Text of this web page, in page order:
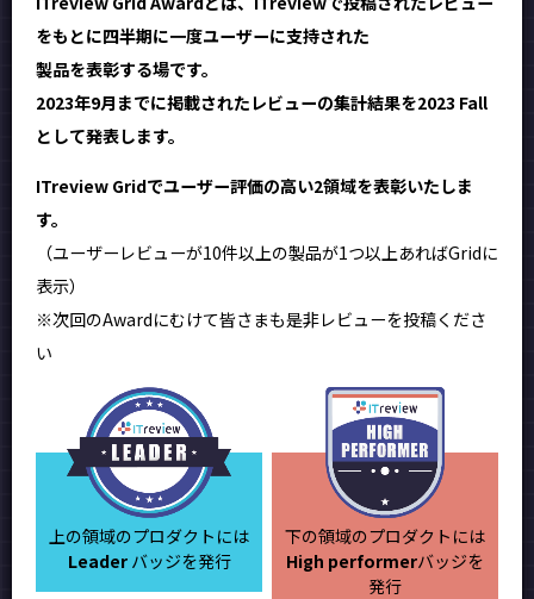
をもとに四半期に一度ユーザーに支持された
製品を表彰する場です。
2023年9月までに掲載されたレビューの集計結果を2023 Fall
として発表します。
ITreview Gridでユーザー評価の高い2領域を表彰いたしま
す。
（ユーザーレビューが10件以上の製品が1つ以上あればGridに
表示）
※次回のAwardにむけて皆さまも是非レビューを投稿くださ
い
上の領域のプロダクトには
Leaderバッジを発行
下の領域のプロダクトには
High performerバッジを
発行